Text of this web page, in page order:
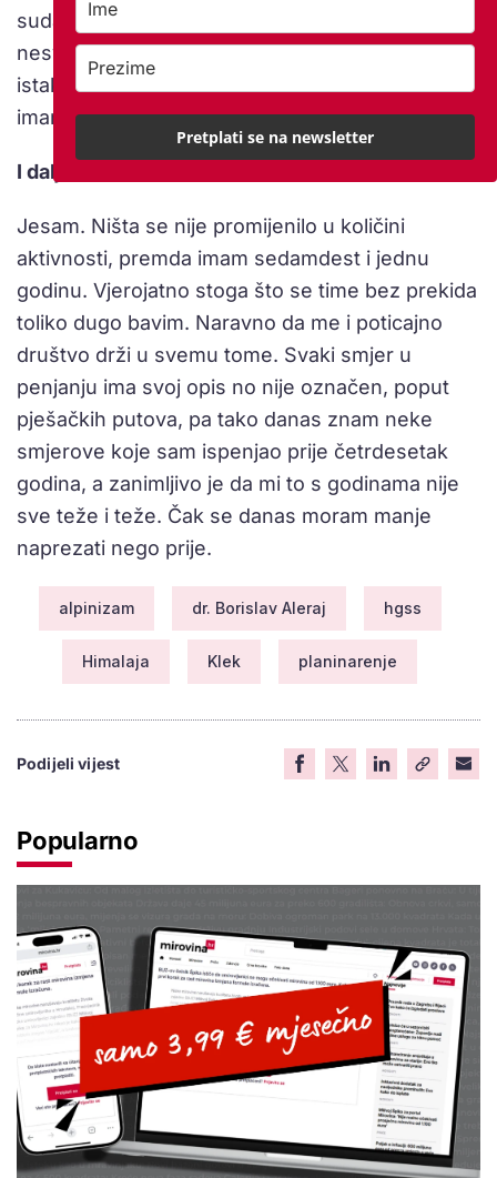
sudara s drugim skijašem, dođe i do teških
nesvjestica na rubu života i smrti. Moram
istaknuti i kako sa zagrebačkom hitnom pomoći
imamo dugogodišnju izvrsnu suradnju.
I dalje ste vrlo aktivni u HGSS-u?
Jesam. Ništa se nije promijenilo u količini
aktivnosti, premda imam sedamdest i jednu
godinu. Vjerojatno stoga što se time bez prekida
toliko dugo bavim. Naravno da me i poticajno
društvo drži u svemu tome. Svaki smjer u
penjanju ima svoj opis no nije označen, poput
pješačkih putova, pa tako danas znam neke
smjerove koje sam ispenjao prije četrdesetak
godina, a zanimljivo je da mi to s godinama nije
sve teže i teže. Čak se danas moram manje
naprezati nego prije.
alpinizam dr. Borislav Aleraj hgss
Himalaja Klek planinarenje
Podijeli vijest
Popularno
Pretplati se na newsletter